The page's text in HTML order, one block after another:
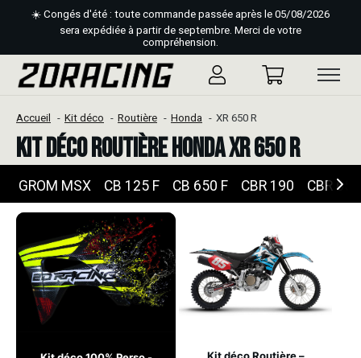
☀️ Congés d'été : toute commande passée après le 05/08/2026
sera expédiée à partir de septembre. Merci de votre
compréhension.
Accueil Kit déco Routière Honda XR 650 R
Kit déco Routière Honda XR 650 R
GROM MSX CB 125 F CB 650 F CBR 190 CBR
Kit déco Routière –